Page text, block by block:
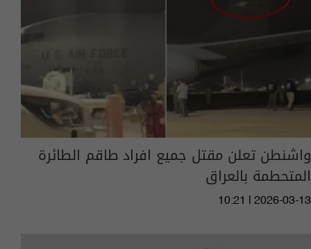
واشنطن تعلن مقتل جميع افراد طاقم الطائرة
المتحطمة بالعراق
10:21 | 2026-03-13